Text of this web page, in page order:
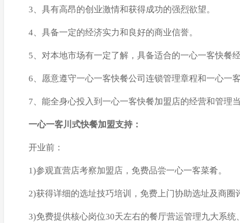
3、具有高昂的创业激情和获得成功的强烈欲望。
4、具备一定的经济实力和良好的商业信誉。
5、对本地市场有一定了解，具备适合的一心一客快餐经
6、愿意遵守一心一客快餐公司连锁管理章程和一心一
7、能全身心投入到一心一客快餐加盟店的经营和管理当
一心一客川式快餐加盟支持：
开业前：
1)参观直营店考察加盟店，免费品尝一心一客菜肴。
2)获得详细的选址技巧培训，免费上门协助选址及商圈
3)免费提供核心岗位30天左右的餐厅营运管理九大系统